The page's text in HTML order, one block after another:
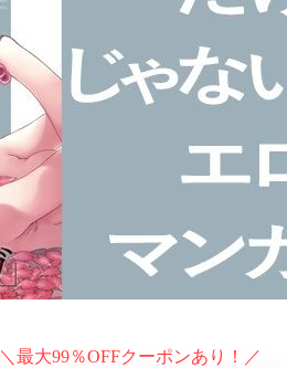
＼最大99％OFFクーポンあり！／